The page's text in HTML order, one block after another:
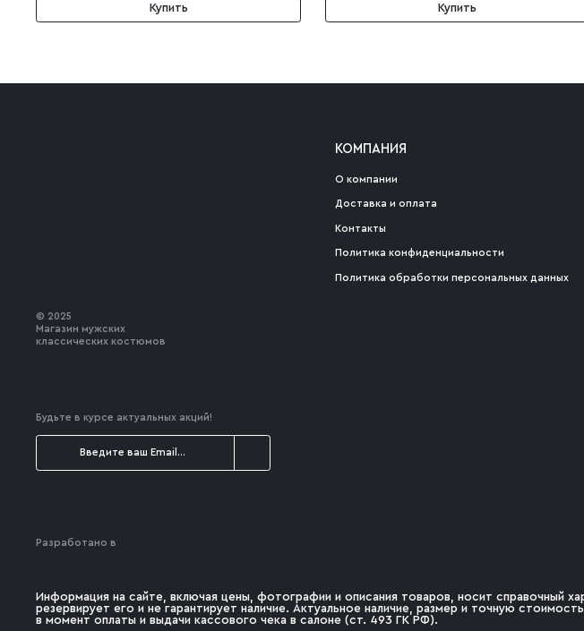
Купить
Купить
© 2025
Магазин мужских
классических костюмов
Будьте в курсе актуальных акций!
Разработано в
КОМПАНИЯ
О компании
Доставка и оплата
Контакты
Политика конфиденциальности
Политика обработки персональных данных
Информация на сайте, включая цены, фотографии и описания товаров, носит справочный
резервирует его и не гарантирует наличие. Актуальное наличие, размер и точную
в момент оплаты и выдачи кассового чека в салоне (ст. 493 ГК РФ).